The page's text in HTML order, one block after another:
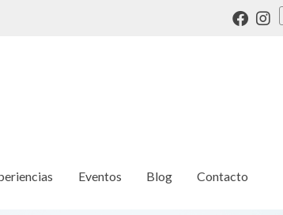
Eventos Blog Contacto